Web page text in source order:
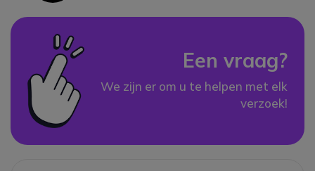
Een vraag?
We zijn er om u te helpen met elk
verzoek!